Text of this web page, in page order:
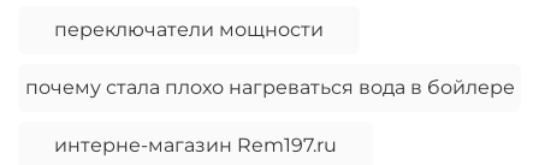
переключатели мощности
почему стала плохо нагреваться вода в бойлере
интерне-магазин Rem197.ru